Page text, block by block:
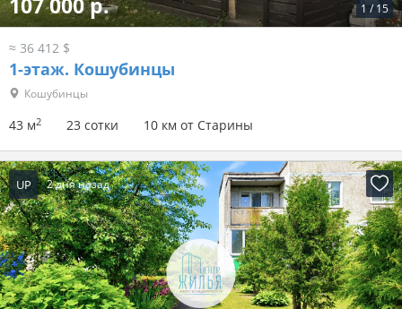
1 / 15
≈ 36 412 $
1-этаж. Кошубинцы
Кошубинцы
43 м2 23 сотки 10 км от Старины
UP 2 дня назад